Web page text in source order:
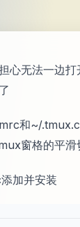
心无法一边
和~/
窗格的平滑
加并安装